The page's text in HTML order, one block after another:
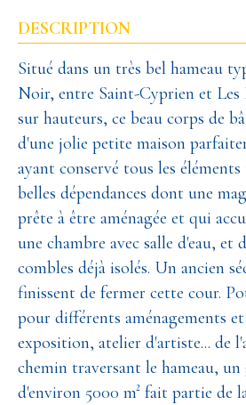
DESCRIPTION
Situé dans un très bel hameau
Noir, entre Saint-Cyprien et Les
sur hauteurs, ce beau corps de
d'une jolie petite maison
ayant conservé tous les
belles dépendances dont une
prête à être aménagée et qui
une chambre avec salle d'eau, et
combles déjà isolés. Un ancien
finissent de fermer cette cour.
pour différents aménagements et
exposition, atelier d'artiste... de
chemin traversant le hameau,
d'environ 5000 m² fait partie de